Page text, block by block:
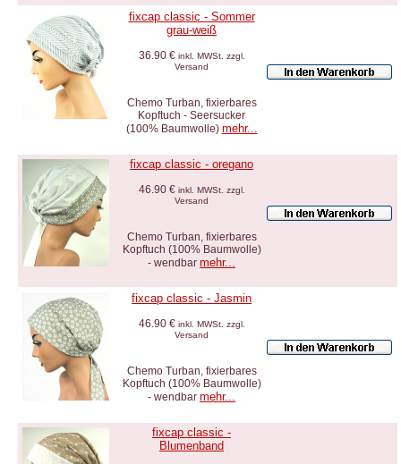
fixcap classic - Sommer
grau-weiß
36.90 € inkl. MWSt. zzgl.
Versand
Chemo Turban, fixierbares
Kopftuch - Seersucker
(100% Baumwolle) mehr...
fixcap classic - oregano
46.90 € inkl. MWSt. zzgl.
Versand
Chemo Turban, fixierbares
Kopftuch (100% Baumwolle)
- wendbar mehr...
fixcap classic - Jasmin
46.90 € inkl. MWSt. zzgl.
Versand
Chemo Turban, fixierbares
Kopftuch (100% Baumwolle)
- wendbar mehr...
fixcap classic -
Blumenband